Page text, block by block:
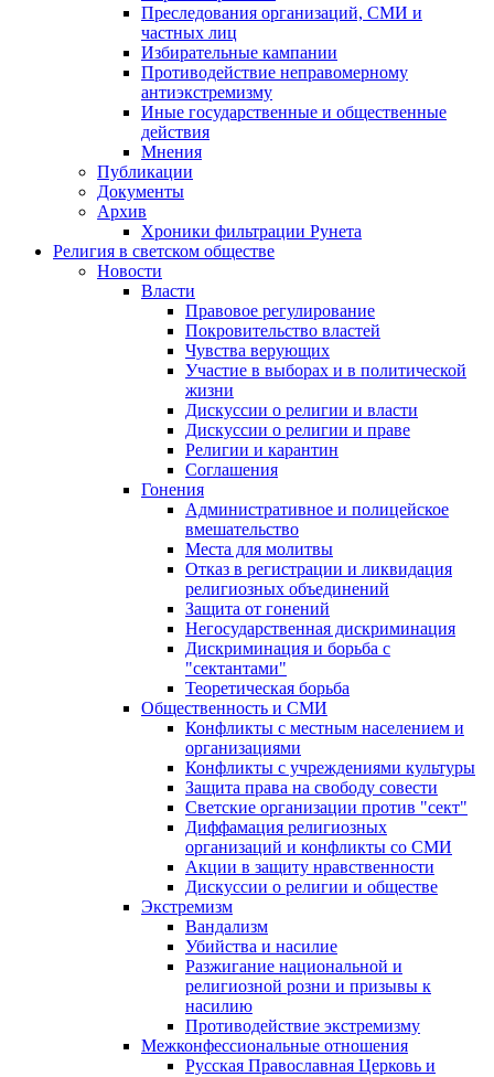
Преследования организаций, СМИ и
частных лиц
Избирательные кампании
Противодействие неправомерному
антиэкстремизму
Иные государственные и общественные
действия
Мнения
Публикации
Документы
Архив
Хроники фильтрации Рунета
Религия в светском обществе
Новости
Власти
Правовое регулирование
Покровительство властей
Чувства верующих
Участие в выборах и в политической
жизни
Дискуссии о религии и власти
Дискуссии о религии и праве
Религии и карантин
Соглашения
Гонения
Административное и полицейское
вмешательство
Места для молитвы
Отказ в регистрации и ликвидация
религиозных объединений
Защита от гонений
Негосударственная дискриминация
Дискриминация и борьба с
"сектантами"
Теоретическая борьба
Общественность и СМИ
Конфликты с местным населением и
организациями
Конфликты с учреждениями культуры
Защита права на свободу совести
Светские организации против "сект"
Диффамация религиозных
организаций и конфликты со СМИ
Акции в защиту нравственности
Дискуссии о религии и обществе
Экстремизм
Вандализм
Убийства и насилие
Разжигание национальной и
религиозной розни и призывы к
насилию
Противодействие экстремизму
Межконфессиональные отношения
Русская Православная Церковь и